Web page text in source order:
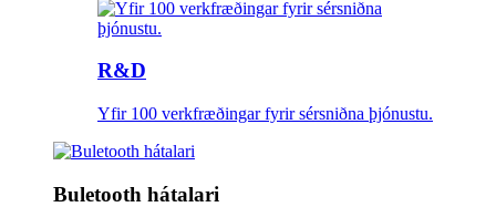
R&D
Yfir 100 verkfræðingar fyrir sérsniðna þjónustu.
Buletooth hátalari